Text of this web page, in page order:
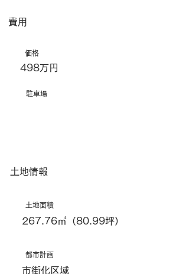
​費用
価格
498万円
​駐車場
土地情報
土地面積
267.76㎡（80.99坪）
都市計画
市街化区域